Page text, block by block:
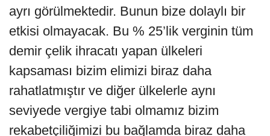
ayrı görülmektedir. Bunun bize dolaylı bir
etkisi olmayacak. Bu % 25’lik verginin tüm
demir çelik ihracatı yapan ülkeleri
kapsaması bizim elimizi biraz daha
rahatlatmıştır ve diğer ülkelerle aynı
seviyede vergiye tabi olmamız bizim
rekabetçiliğimizi bu bağlamda biraz daha